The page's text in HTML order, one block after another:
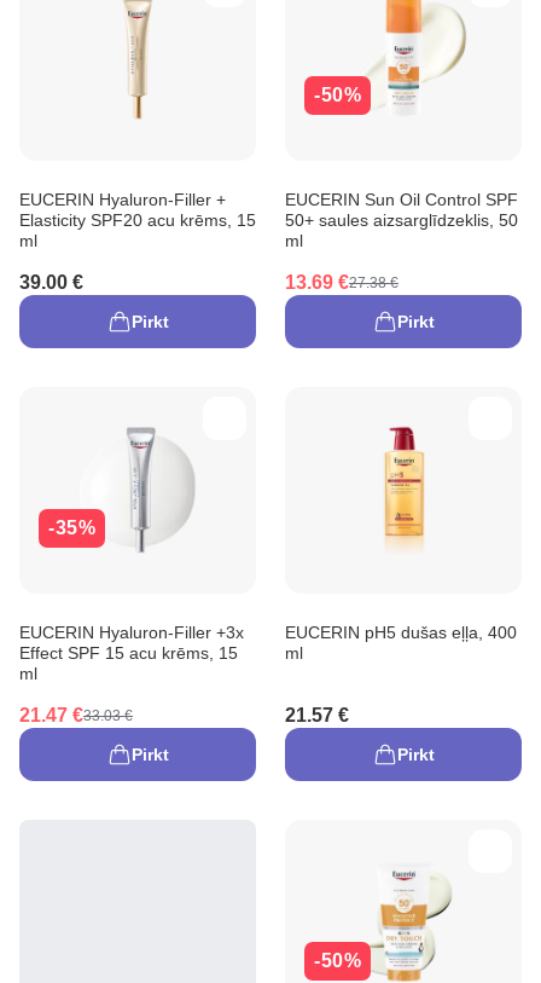
EUCERIN Hyaluron-Filler +
Elasticity SPF20 acu krēms, 15
ml
39.00 €
Pirkt
-50%
EUCERIN Sun Oil Control SPF
50+ saules aizsarglīdzeklis, 50
ml
13.69 €27.38 €
Pirkt
-35%
EUCERIN Hyaluron-Filler +3x
Effect SPF 15 acu krēms, 15
ml
21.47 €33.03 €
Pirkt
EUCERIN pH5 dušas eļļa, 400
ml
21.57 €
Pirkt
-50%